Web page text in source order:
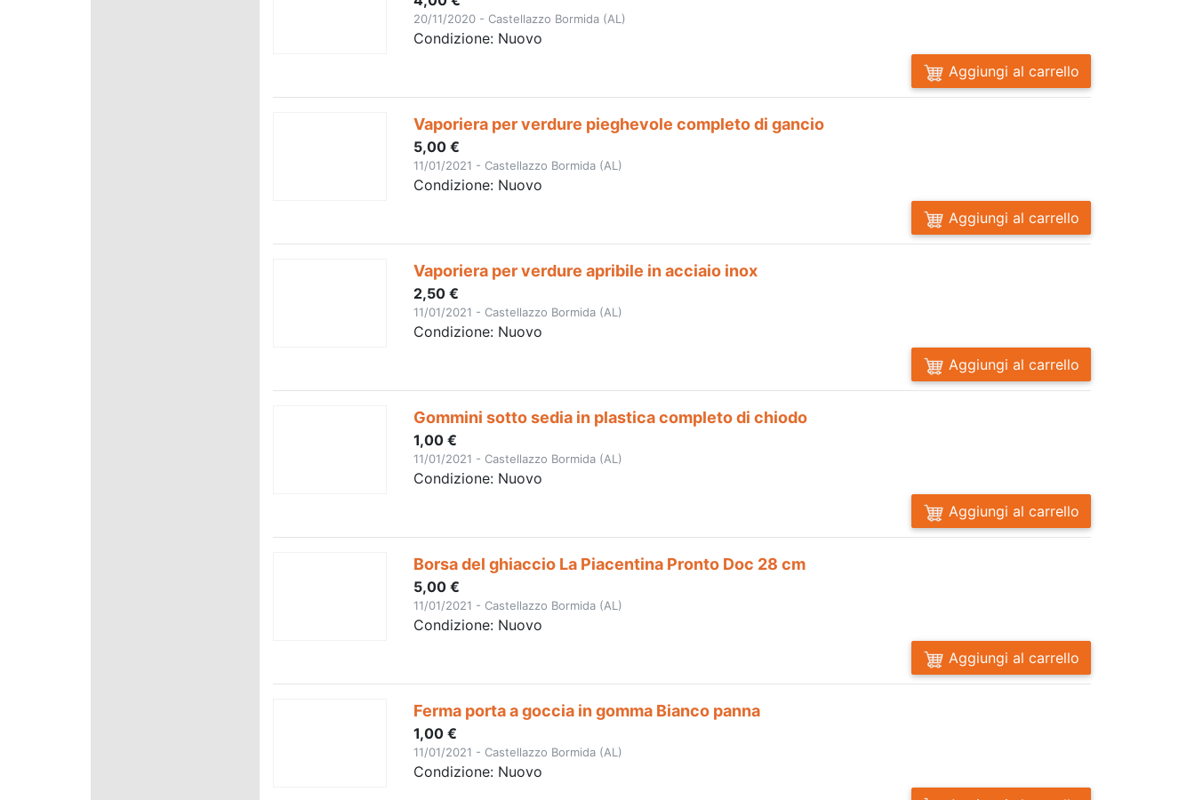
20/11/2020 - Castellazzo Bormida (AL)
Condizione: Nuovo
Aggiungi al carrello
Vaporiera per verdure pieghevole completo di gancio
5,00 €
11/01/2021 - Castellazzo Bormida (AL)
Condizione: Nuovo
Aggiungi al carrello
Vaporiera per verdure apribile in acciaio inox
2,50 €
11/01/2021 - Castellazzo Bormida (AL)
Condizione: Nuovo
Aggiungi al carrello
Gommini sotto sedia in plastica completo di chiodo
1,00 €
11/01/2021 - Castellazzo Bormida (AL)
Condizione: Nuovo
Aggiungi al carrello
Borsa del ghiaccio La Piacentina Pronto Doc 28 cm
5,00 €
11/01/2021 - Castellazzo Bormida (AL)
Condizione: Nuovo
Aggiungi al carrello
Ferma porta a goccia in gomma Bianco panna
1,00 €
11/01/2021 - Castellazzo Bormida (AL)
Condizione: Nuovo